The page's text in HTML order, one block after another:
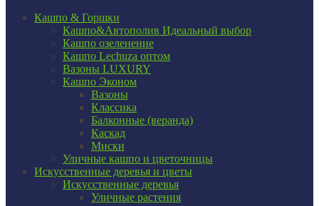
Кашпо & Горшки
Кашпо&Автополив Идеальный выбор
Кашпо озеленение
Кашпо Lechuza оптом
Вазоны LUXURY
Кашпо Эконом
Вазоны
Классика
Балконные (веранда)
Каскад
Миски
Уличные кашпо и цветочницы
Искусственные деревья и цветы
Искусственные деревья
Уличные растения